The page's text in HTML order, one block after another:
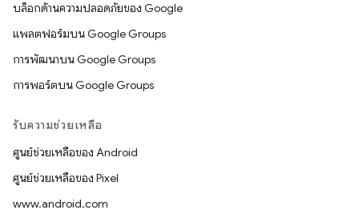
บล็อกด้านความปลอดภัยของ Google
แพลตฟอร์มบน Google Groups
การพัฒนาบน Google Groups
การพอร์ตบน Google Groups
รับความช่วยเหลือ
ศูนย์ช่วยเหลือของ Android
ศูนย์ช่วยเหลือของ Pixel
www.android.com